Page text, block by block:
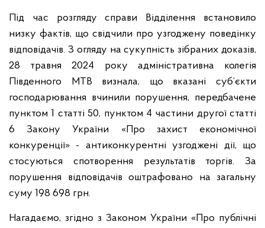
Під час розгляду справи Відділення встановило
низку фактів, що свідчили про узгоджену поведінку
відповідачів. З огляду на сукупність зібраних доказів,
28 травня 2024 року адміністративна колегія
Південного МТВ визнала, що вказані суб’єкти
господарювання вчинили порушення, передбачене
пунктом 1 статті 50, пунктом 4 частини другої статті
6 Закону України «Про захист економічної
конкуренції» - антиконкурентні узгоджені дії, що
стосуються спотворення результатів торгів. За
порушення відповідачів оштрафовано на загальну
суму 198 698 грн.
Нагадаємо, згідно з Законом України «Про публічні